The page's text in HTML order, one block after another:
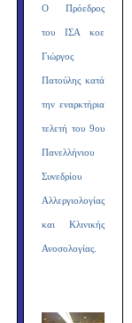
Ο Πρόεδρος
του ΙΣΑ κοε
Γιώργος
Πατούλης κατά
την εναρκτήρια
τελετή του 9ου
Πανελλήνιου
Συνεδρίου
Αλλεργιολογίας
και Κλινικής
Ανοσολογίας.